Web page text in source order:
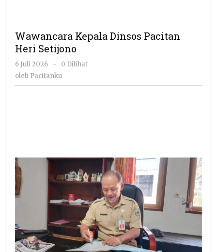
Wawancara Kepala Dinsos Pacitan
Heri Setijono
6 Juli 2026
oleh
Pacitanku
-
0 Dilihat
oleh Pacitanku